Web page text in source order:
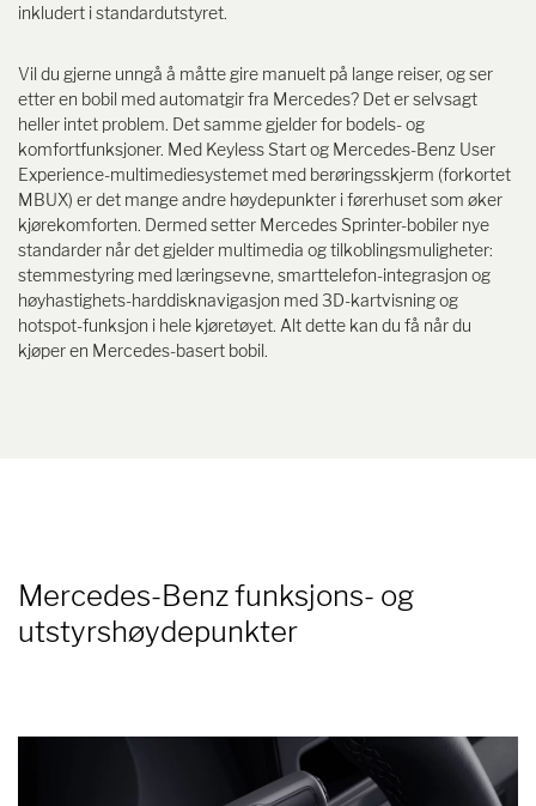
inkludert i standardutstyret.
Vil du gjerne unngå å måtte gire manuelt på lange reiser, og ser
etter en bobil med automatgir fra Mercedes? Det er selvsagt
heller intet problem. Det samme gjelder for bodels- og
komfortfunksjoner. Med Keyless Start og Mercedes-Benz User
Experience-multimediesystemet med berøringsskjerm (forkortet
MBUX) er det mange andre høydepunkter i førerhuset som øker
kjørekomforten. Dermed setter Mercedes Sprinter-bobiler nye
standarder når det gjelder multimedia og tilkoblingsmuligheter:
stemmestyring med læringsevne, smarttelefon-integrasjon og
høyhastighets-harddisknavigasjon med 3D-kartvisning og
hotspot-funksjon i hele kjøretøyet. Alt dette kan du få når du
kjøper en Mercedes-basert bobil.
Mercedes-Benz funksjons- og
utstyrshøydepunkter